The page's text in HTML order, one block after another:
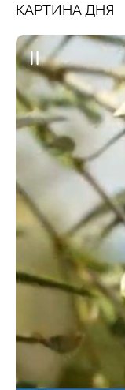
КАРТИНА ДНЯ